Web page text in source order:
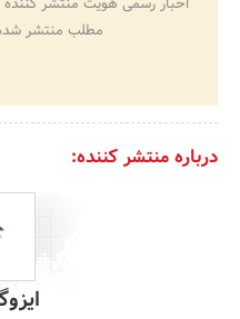
مطلب منتشر
درباره منتشر کننده: